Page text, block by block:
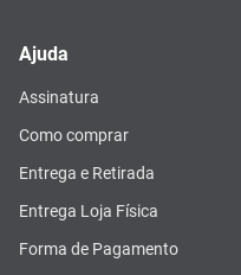
Ajuda
Assinatura
Como comprar
Entrega e Retirada
Entrega Loja Física
Forma de Pagamento